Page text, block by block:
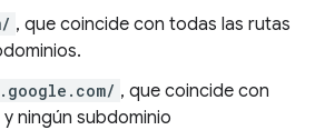
, que coincide con todas las rutas
, que coincide con
ningún subdominio